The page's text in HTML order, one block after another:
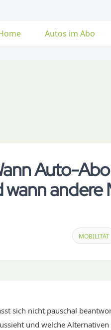
Autos im Abo
Auto-
andere
MOBILITÄT
sich nicht pauschal
und welche